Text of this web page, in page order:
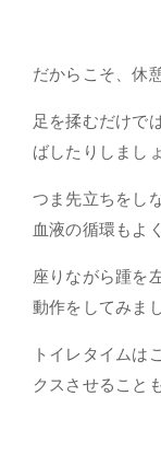
だからこそ、休
足を揉むだけで
ばしたりしまし
つま先立ちをし
血液の循環もよ
座りながら踵を
動作をしてみま
トイレタイムは
クスさせること